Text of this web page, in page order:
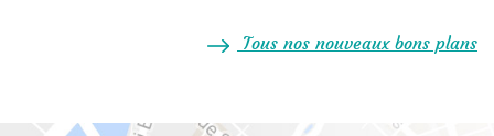
Tous nos nouveaux bons plans